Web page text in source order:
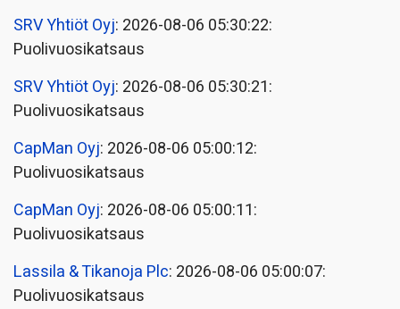
SRV Yhtiöt Oyj: 2026-08-06 05:30:22:
Puolivuosikatsaus
SRV Yhtiöt Oyj: 2026-08-06 05:30:21:
Puolivuosikatsaus
CapMan Oyj: 2026-08-06 05:00:12:
Puolivuosikatsaus
CapMan Oyj: 2026-08-06 05:00:11:
Puolivuosikatsaus
Lassila & Tikanoja Plc: 2026-08-06 05:00:07:
Puolivuosikatsaus